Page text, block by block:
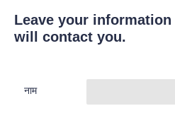
Leave your information
will contact you.
नाम